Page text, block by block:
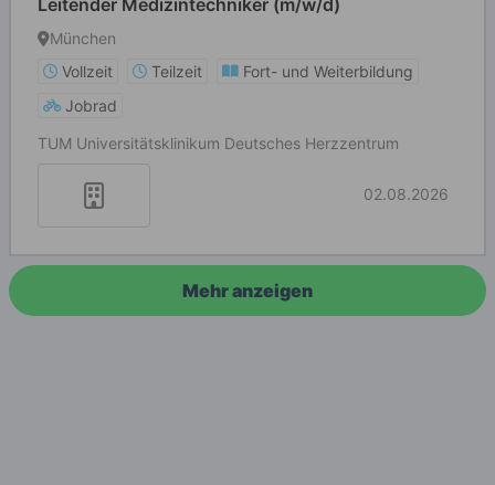
Leitender Medizintechniker (m/w/d)
München
Vollzeit
Teilzeit
Fort- und Weiterbildung
Jobrad
TUM Universitätsklinikum Deutsches Herzzentrum
02.08.2026
Mehr anzeigen